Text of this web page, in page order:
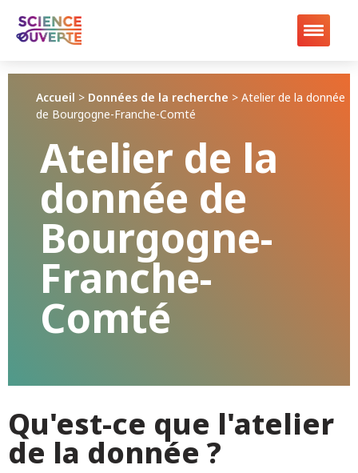
Accueil > Données de la recherche > Atelier de la donnée
de Bourgogne-Franche-Comté
Atelier de la
donnée de
Bourgogne-
Franche-
Comté
Qu'est-ce que l'atelier
de la donnée ?